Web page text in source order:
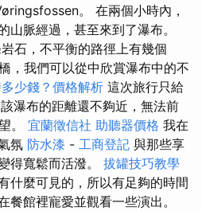
。 在兩個小時內，
山脈經過，甚至來到了瀑布。
石，不平衡的路徑上有幾個
，我們可以從中欣賞瀑布中的不
少錢？價格解析 這次旅行只給
瀑布的距離還不夠近，無法前
。 宜蘭徵信社 助聽器價格 我在
氛 防水漆 - 工商登記 與那些享
得寬鬆而活潑。 拔罐技巧教學
什麼可見的，所以有足夠的時間
餐館裡寵愛並觀看一些演出。